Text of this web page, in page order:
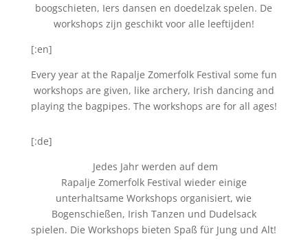
boogschieten, Iers dansen en doedelzak spelen. De
workshops zijn geschikt voor alle leeftijden!
[:en]
Every year at the Rapalje Zomerfolk Festival some fun
workshops are given, like archery, Irish dancing and
playing the bagpipes. The workshops are for all ages!
[:de]
Jedes Jahr werden auf dem
Rapalje Zomerfolk Festival wieder einige
unterhaltsame Workshops organisiert, wie
Bogenschießen, Irish Tanzen und Dudelsack
spielen. Die Workshops bieten Spaß für Jung und Alt!